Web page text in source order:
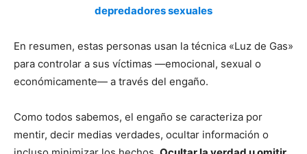
depredadores sexuales
En resumen, estas personas usan la técnica «Luz de Gas»
para controlar a sus víctimas —emocional, sexual o
económicamente— a través del engaño.
Como todos sabemos, el engaño se caracteriza por
mentir, decir medias verdades, ocultar información o